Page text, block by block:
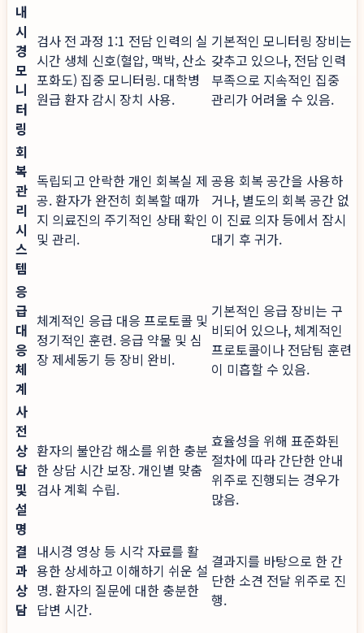
내
시
경
모
니
터
링
검사 전 과정 1:1 전담 인력의 실
시간 생체 신호(혈압, 맥박, 산소
포화도) 집중 모니터링. 대학병
원급 환자 감시 장치 사용.
기본적인 모니터링 장비는
갖추고 있으나, 전담 인력
부족으로 지속적인 집중
관리가 어려울 수 있음.
회
복
관
리
시
스
템
독립되고 안락한 개인 회복실 제
공. 환자가 완전히 회복할 때까
지 의료진의 주기적인 상태 확인
및 관리.
공용 회복 공간을 사용하
거나, 별도의 회복 공간 없
이 진료 의자 등에서 잠시
대기 후 귀가.
응
급
대
응
체
계
체계적인 응급 대응 프로토콜 및
정기적인 훈련. 응급 약물 및 심
장 제세동기 등 장비 완비.
기본적인 응급 장비는 구
비되어 있으나, 체계적인
프로토콜이나 전담팀 훈련
이 미흡할 수 있음.
사
전
상
담
및
설
명
환자의 불안감 해소를 위한 충분
한 상담 시간 보장. 개인별 맞춤
검사 계획 수립.
효율성을 위해 표준화된
절차에 따라 간단한 안내
위주로 진행되는 경우가
많음.
결
과
상
담
내시경 영상 등 시각 자료를 활
용한 상세하고 이해하기 쉬운 설
명. 환자의 질문에 대한 충분한
답변 시간.
결과지를 바탕으로 한 간
단한 소견 전달 위주로 진
행.